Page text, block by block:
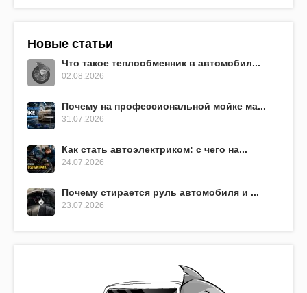
Новые статьи
Что такое теплообменник в автомобил...
02.08.2026
Почему на профессиональной мойке ма...
31.07.2026
Как стать автоэлектриком: с чего на...
24.07.2026
Почему стирается руль автомобиля и ...
23.07.2026